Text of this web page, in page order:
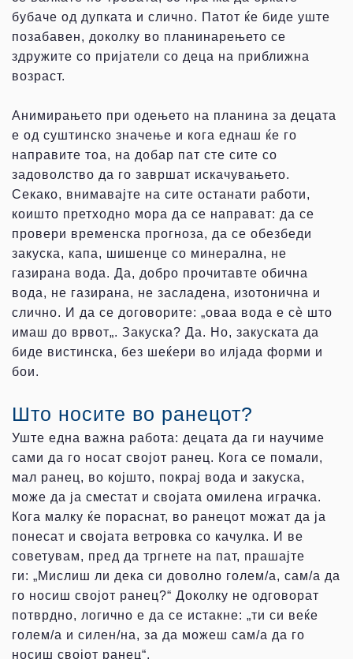
бубаче од дупката и слично. Патот ќе биде уште
позабавен, доколку во планинарењето се
здружите со пријатели со деца на приближна
возраст.
Анимирањето при одењето на планина за децата
е од суштинско значење и кога еднаш ќе го
направите тоа, на добар пат сте сите со
задоволство да го завршат искачувањето.
Секако, внимавајте на сите останати работи,
коишто претходно мора да се направат: да се
провери временска прогноза, да се обезбеди
закуска, капа, шишенце со минерална, не
газирана вода. Да, добро прочитавте обична
вода, не газирана, не засладена, изотонична и
слично. И да се договорите: „оваа вода е сѐ што
имаш до врвот„. Закуска? Да. Но, закуската да
биде вистинска, без шеќери во илјада форми и
бои.
Што носите во ранецот?
Уште една важна работа: децата да ги научиме
сами да го носат својот ранец. Кога се помали,
мал ранец, во којшто, покрај вода и закуска,
може да ја сместат и својата омилена играчка.
Кога малку ќе пораснат, во ранецот можат да ја
понесат и својата ветровка со качулка. И ве
советувам, пред да тргнете на пат, прашајте
ги: „Мислиш ли дека си доволно голем/а, сам/а да
го носиш својот ранец?“ Доколку не одговорат
потврдно, логично е да се истакне: „ти си веќе
голем/а и силен/на, за да можеш сам/а да го
носиш својот ранец“.